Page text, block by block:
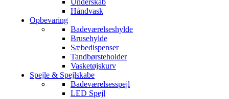
Underskab
Håndvask
Opbevaring
Badeværelseshylde
Brusehylde
Sæbedispenser
Tandbørsteholder
Vasketøjskurv
Spejle & Spejlskabe
Badeværelsesspejl
LED Spejl